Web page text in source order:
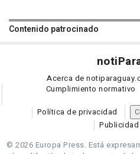
Contenido patrocinado
noti
Acerca de
Cumplimiento normativo
Política de privacidad
© 2026 Europa Press. Está